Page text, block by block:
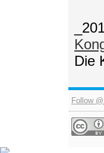
Die
Follow